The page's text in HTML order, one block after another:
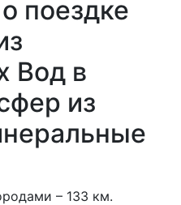
поездке
Вод в
из
– 133 км.